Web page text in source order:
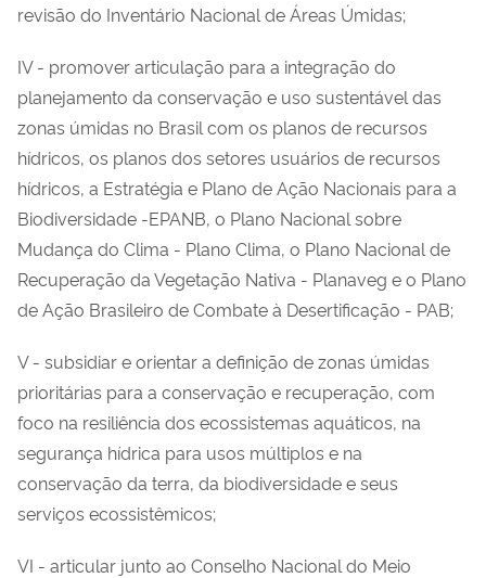
revisão do Inventário Nacional de Áreas Úmidas;
IV - promover articulação para a integração do
planejamento da conservação e uso sustentável das
zonas úmidas no Brasil com os planos de recursos
hídricos, os planos dos setores usuários de recursos
hídricos, a Estratégia e Plano de Ação Nacionais para a
Biodiversidade -EPANB, o Plano Nacional sobre
Mudança do Clima - Plano Clima, o Plano Nacional de
Recuperação da Vegetação Nativa - Planaveg e o Plano
de Ação Brasileiro de Combate à Desertificação - PAB;
V - subsidiar e orientar a definição de zonas úmidas
prioritárias para a conservação e recuperação, com
foco na resiliência dos ecossistemas aquáticos, na
segurança hídrica para usos múltiplos e na
conservação da terra, da biodiversidade e seus
serviços ecossistêmicos;
VI - articular junto ao Conselho Nacional do Meio